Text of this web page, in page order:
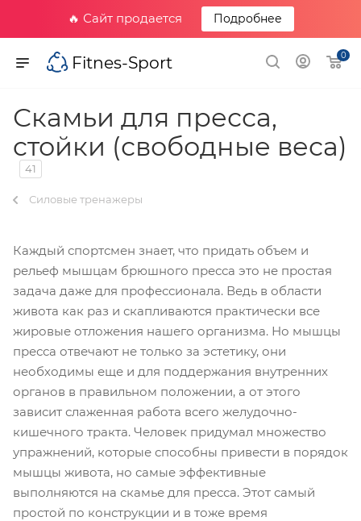
🔥 Сайт продается Подробнее
Fitnes-Sport 0
Скамьи для пресса,
cтойки (свободные веса)
41
Силовые тренажеры
Каждый спортсмен знает, что придать объем и
рельеф мышцам брюшного пресса это не простая
задача даже для профессионала. Ведь в области
живота как раз и скапливаются практически все
жировые отложения нашего организма. Но мышцы
пресса отвечают не только за эстетику, они
необходимы еще и для поддержания внутренних
органов в правильном положении, а от этого
зависит слаженная работа всего желудочно-
кишечного тракта. Человек придумал множество
упражнений, которые способны привести в порядок
мышцы живота, но самые эффективные
выполняются на скамье для пресса. Этот самый
простой по конструкции и в тоже время